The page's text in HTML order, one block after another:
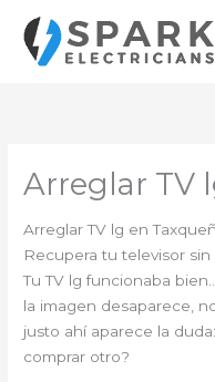
contenido
Arreglar TV
Arreglar TV lg en
Recupera tu televisor
Tu TV lg funcionaba
la imagen desaparece,
justo ahí aparece la
comprar otro?